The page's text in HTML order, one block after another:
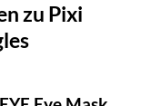
zu Pixi